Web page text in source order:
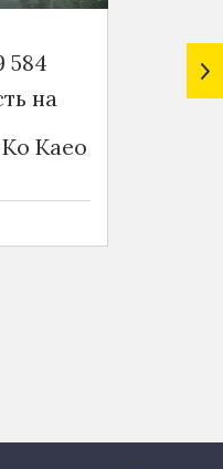
584
на
Каео
$